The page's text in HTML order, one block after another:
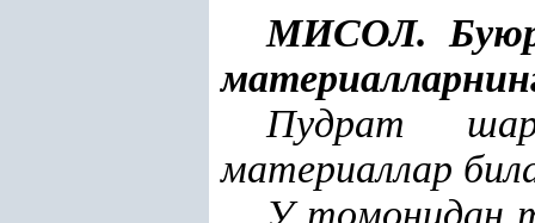
МИСОЛ.
Пудрат
материаллар
У томонидан